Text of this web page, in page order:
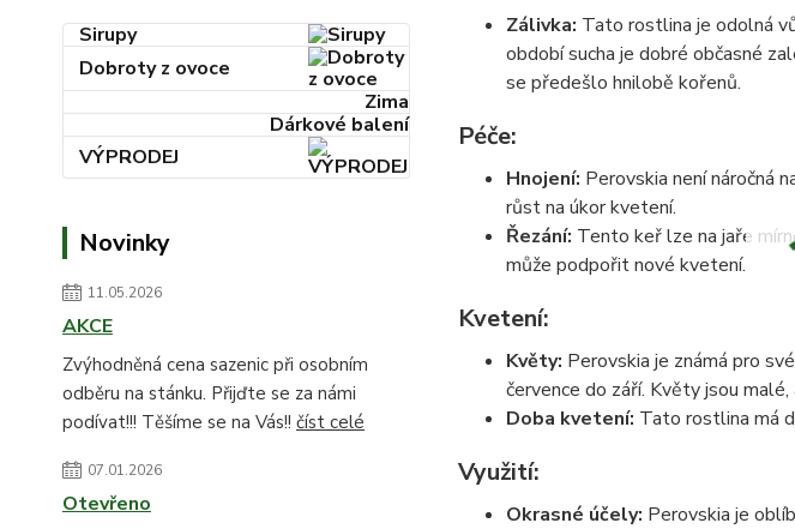
Sirupy
Dobroty z ovoce
Zima
Dárkové balení
VÝPRODEJ
Novinky
11.05.2026
AKCE
Zvýhodněná cena sazenic při osobním
odběru na stánku. Přijďte se za námi
podívat!!! Těšíme se na Vás!! číst celé
07.01.2026
Otevřeno
Zálivka: Tato rostlina je odolná
období sucha je dobré občasné
se předešlo hnilobě kořenů.
Péče:
Hnojení: Perovskia není náročná
růst na úkor kvetení.
Řezání: Tento keř lze na jaře
může podpořit nové kvetení.
Kvetení:
Květy: Perovskia je známá pro
července do září. Květy jsou
Doba kvetení: Tato rostlina má
Využití:
Okrasné účely: Perovskia je